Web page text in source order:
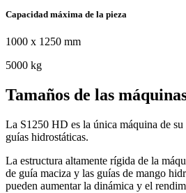
Capacidad máxima de la pieza
1000 x 1250 mm
5000 kg
Tamaños de las
La S1250 HD es la única máquina de su
guías hidrostáticas.
La estructura altamente rígida de la
de guía maciza y las guías de mango
pueden aumentar la dinámica y el